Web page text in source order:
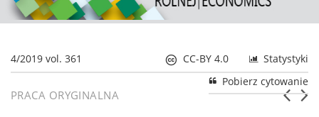
4/2019 vol. 361 Statystyki
CC-BY 4.0
Pobierz cytowanie
PRACA ORYGINALNA